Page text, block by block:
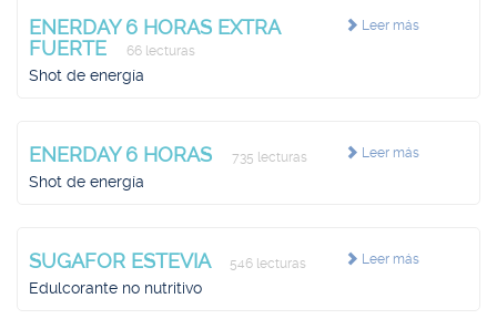
Leer más
ENERDAY 6 HORAS EXTRA
FUERTE
66 lecturas
Shot de energía
Leer más
ENERDAY 6 HORAS 735 lecturas
Shot de energía
Leer más
SUGAFOR ESTEVIA 546 lecturas
Edulcorante no nutritivo